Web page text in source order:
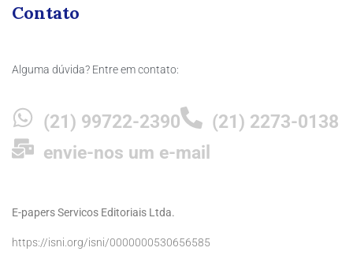
Contato
Alguma dúvida? Entre em contato:
(21) 99722-2390
(21) 2273-0138
envie-nos um e-mail
E-papers Servicos Editoriais Ltda.
https://isni.org/isni/0000000530656585